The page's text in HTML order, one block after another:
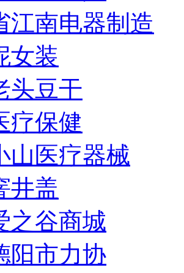
江南电器制造
女装
头豆干
疗保健
山医疗器械
井盖
之谷商城
阳市力协